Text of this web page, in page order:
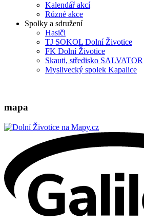
Kalendář akcí
Různé akce
Spolky a sdružení
Hasiči
TJ SOKOL Dolní Životice
FK Dolní Životice
Skauti, středisko SALVATOR
Myslivecký spolek Kapalice
mapa